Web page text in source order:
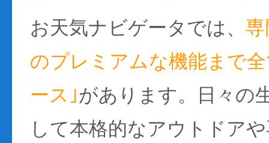
お天気ナビゲータでは、
のプレミアムな機能まで
ース｣があります。日々の
して本格的なアウトドア